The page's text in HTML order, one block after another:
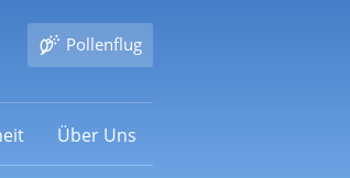
Pollenflug
Über Uns